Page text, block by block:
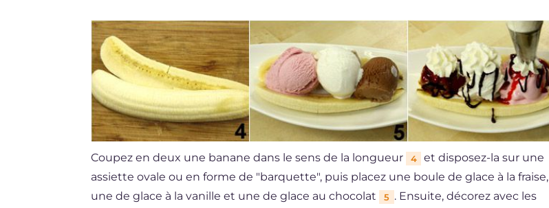
Coupez en deux une banane dans le sens de la longueur 4
et disposez-la sur une
assiette ovale ou en forme de "barquette", puis placez une boule de glace à la fraise,
une de glace à la vanille et une de glace au chocolat
5 . Ensuite, décorez avec les